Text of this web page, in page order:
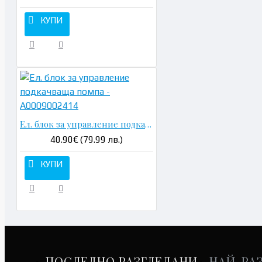
КУПИ
Ел. блок за управление подкачваща помпа - A0009002414
40.90€ (79.99 лв.)
КУПИ